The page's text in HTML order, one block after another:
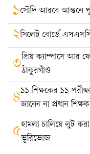
১সৌদি আরবে আগুনে
২সিলেট বোর্ডে
৩প্রিয় ক্যাম্পাসে আর
ঠাকুরগাঁও
৪১১ শিক্ষকের ১১
জানেন না প্রধান শিক্ষক
৫হামলা চালিয়ে লুট
ভূরিভোজ